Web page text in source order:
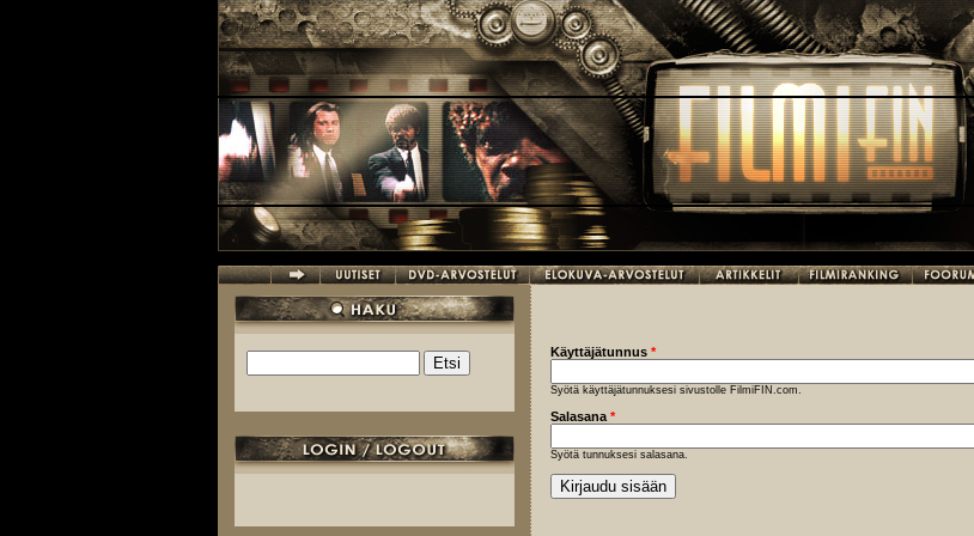
Hakulomake
Käyttäjätunnus *
Syötä käyttäjätunnuksesi sivustolle FilmiFIN.com.
Salasana *
Syötä tunnuksesi salasana.